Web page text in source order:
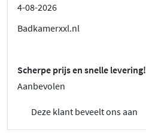
4-08-2026
Badkamerxxl.nl
Scherpe prijs en snelle levering!
Aanbevolen
Deze klant beveelt ons aan